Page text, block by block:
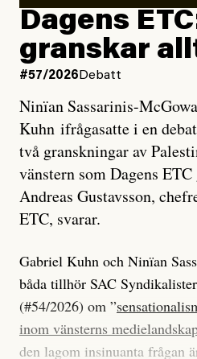
Dagens
granskar
#57/2026 Debatt
Ninïan Sassarinis-
Kuhn ifrågasatte i en
två granskningar av
vänstern som Dagens
Andreas Gustavsson,
ETC, svarar.
Gabriel Kuhn och Ninïan
båda tillhör SAC
(#54/2026) om ”
inom vänsterns
den lagom insinuanta frågan